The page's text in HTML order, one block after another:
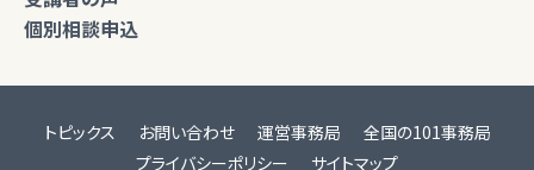
個別相談申込
トピックス お問い合わせ 運営事務局
全国の101事務局
プライバシーポリシー
サイトマップ